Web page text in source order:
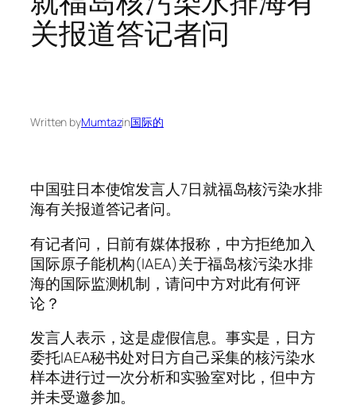
关报道答记者问
Written byMumtazin国际的
中国驻日本使馆发言人7日就福岛核污染水排
海有关报道答记者问。
有记者问，日前有媒体报称，中方拒绝加入
国际原子能机构(IAEA)关于福岛核污染水排
海的国际监测机制，请问中方对此有何评
论？
发言人表示，这是虚假信息。事实是，日方
委托IAEA秘书处对日方自己采集的核污染水
样本进行过一次分析和实验室对比，但中方
并未受邀参加。